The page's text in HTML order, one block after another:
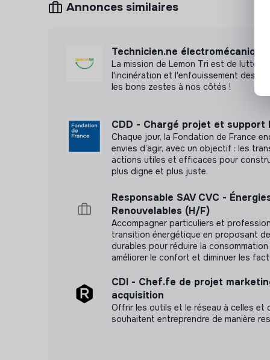
Annonces similaires
Technicien.ne électromécanique
La mission de Lemon Tri est de lutter
l'incinération et l'enfouissement des
les bons zestes à nos côtés !
CDD - Chargé projet et support
Chaque jour, la Fondation de France
envies d’agir, avec un objectif : les
actions utiles et efficaces pour
plus digne et plus juste.
Responsable SAV CVC -
Renouvelables (H/F)
Accompagner particuliers et
transition énergétique en proposant
durables pour réduire la consommation
améliorer le confort et diminuer les
CDI - Chef.fe de projet
acquisition
Offrir les outils et le réseau à celles et
souhaitent entreprendre de manière